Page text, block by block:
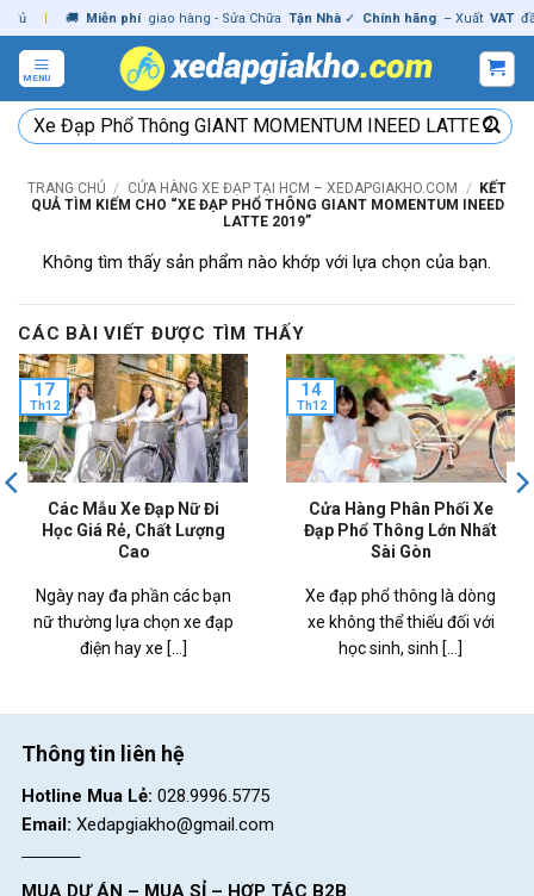
Skip
to
content
| 🚚 Miễn phí giao hàng - Sửa Chữa Tận Nhà ✓ Chính hãng – Xuất VAT đầy
MENU
Tìm
kiếm:
TRANG CHỦ / CỬA HÀNG XE ĐẠP TẠI HCM – XEDAPGIAKHO.COM /
KẾT
QUẢ TÌM KIẾM CHO “XE ĐẠP PHỔ THÔNG GIANT MOMENTUM INEED
LATTE 2019”
Không tìm thấy sản phẩm nào khớp với lựa chọn của bạn.
CÁC BÀI VIẾT ĐƯỢC TÌM THẤY
Các Mẫu Xe Đạp Nữ Đi
Học Giá Rẻ, Chất Lượng
Cao
Ngày nay đa phần các bạn
nữ thường lựa chọn xe đạp
điện hay xe [...]
17
Th12
Cửa Hàng Phân Phối Xe
Đạp Phổ Thông Lớn Nhất
Sài Gòn
Xe đạp phổ thông là dòng
xe không thể thiếu đối với
học sinh, sinh [...]
14
Th12
Thông tin liên hệ
Hotline Mua Lẻ: 028.9996.5775
Email: Xedapgiakho@gmail.com
MUA DỰ ÁN – MUA SỈ – HỢP TÁC B2B